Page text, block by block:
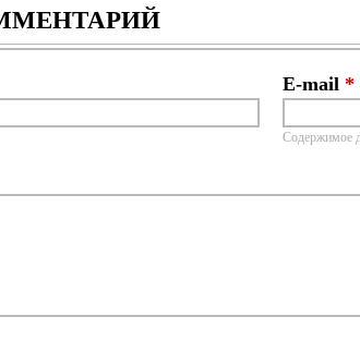
E-mail *
Содержимое